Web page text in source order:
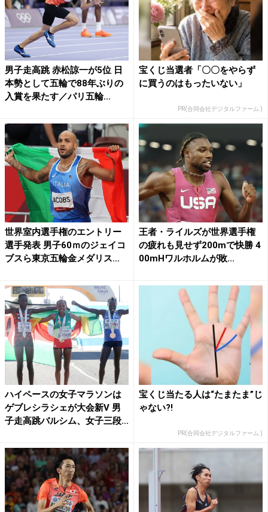
男子走高跳 赤松諒一が5位 日
本勢として五輪で88年ぶりの
入賞を果たす／パリ五輪...
宝くじ当選者「〇〇をやらず
に買うのはもったいない」
PR(合同会社デジタルファーム )
世界室内選手権のエントリー
選手発表 男子60ｍのジェイコ
ブスら東京五輪金メダリス...
王者・ライルズが世界選手権
の疲れも見せず200mで快勝 4
00mHワルホルムが敗...
ハイペースの女子マラソンは
ゲブレシラシェが大会新V 男
子走高跳バルシム、女子三段...
宝くじ当たる人は“たまたま”じ
ゃない?!
PR(合同会社デジタルファーム )